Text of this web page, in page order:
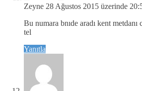
Zeyne 28 Ağustos 2015 üzerinde
Bu numara bnıde aradı kent metdanı
tel
Yanıtla